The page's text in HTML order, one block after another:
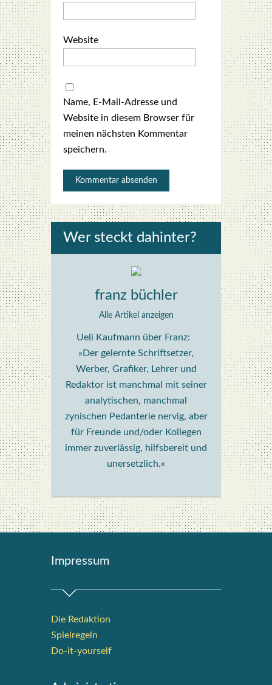
Website
Name, E-Mail-Adresse und
Website in diesem Browser für
meinen nächsten Kommentar
speichern.
Wer steckt dahin­ter?
franz büchler
Alle Artikel anzeigen
Ueli Kaufmann über Franz:
»Der gelernte Schriftsetzer,
Werber, Grafiker, Lehrer und
Redaktor ist manchmal mit seiner
analytischen, manchmal
zynischen Pedanterie nervig, aber
für Freunde und/oder Kollegen
immer zuverlässig, hilfsbereit und
unersetzlich.«
Impres­sum
Die Redak­ti­on
Spiel­re­geln
Do-it-your­s­elf